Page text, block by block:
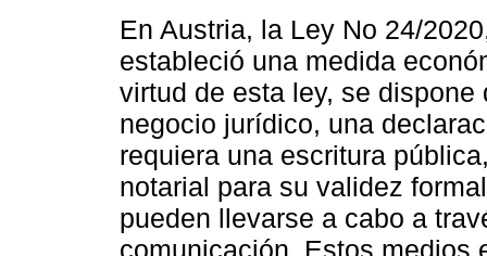
En Austria, la Ley No 24/
estableció una medida
virtud de esta ley, se
negocio jurídico, una
requiera una escritura
notarial para su validez
pueden llevarse a cabo a
comunicación. Estos medios